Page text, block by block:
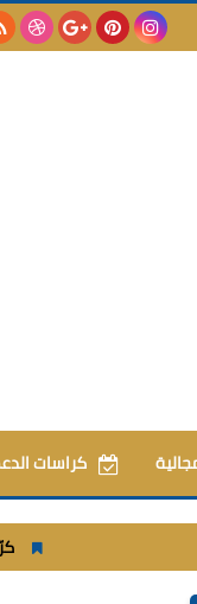
كراسات
كرّاسة